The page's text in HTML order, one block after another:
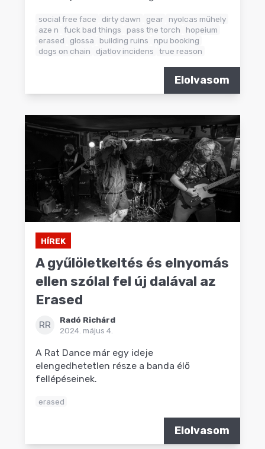
social free face dirty dawn gear nyolcas műhely
aze n
fuck bad things pass the torch
hopeium
erased
glossa building ruins
npu booking
dogs on chain
djatlov incidens true reason
Elolvasom
HÍREK
A gyűlöletkeltés és elnyomás
ellen szólal fel új dalával az
Erased
RR
Radó Richárd
2024. május 4.
A Rat Dance már egy ideje
elengedhetetlen része a banda élő
fellépéseinek.
erased
Elolvasom